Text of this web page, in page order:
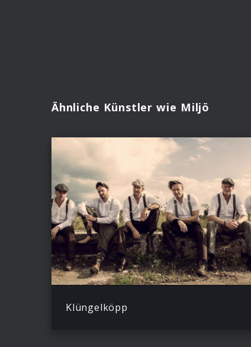
Ähnliche Künstler wie Miljö
Klüngelköpp